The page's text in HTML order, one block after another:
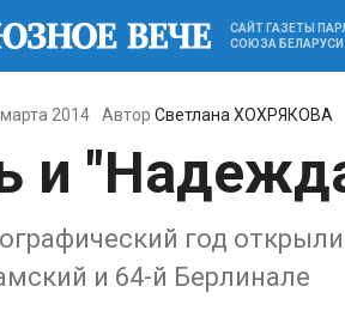
САЙТ ГАЗЕТЫ
СОЮЗА БЕЛАРУСИ
2014 Автор Светлана ХОХРЯКОВА
и
год
и 64-й Берлинале